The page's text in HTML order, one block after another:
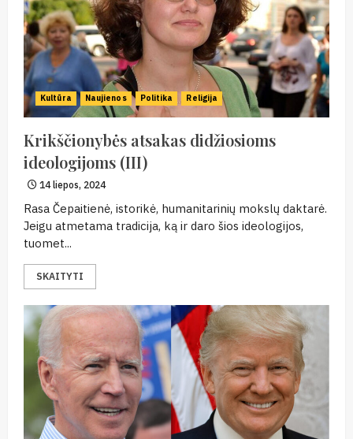
Kultūra Naujienos Politika Religija
Krikščionybės atsakas didžiosioms
ideologijoms (III)
14 liepos, 2024
Rasa Čepaitienė, istorikė, humanitarinių mokslų daktarė.
Jeigu atmetama tradicija, ką ir daro šios ideologijos,
tuomet...
SKAITYTI